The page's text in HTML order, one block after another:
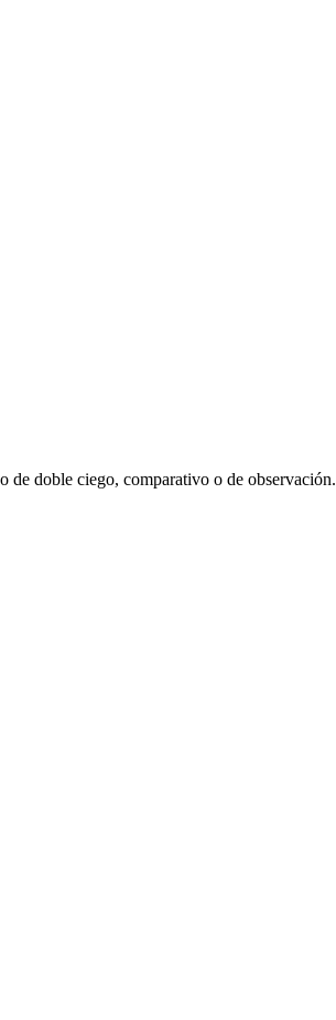
de doble ciego, comparativo o de observación.